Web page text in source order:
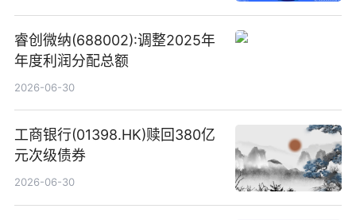
睿创微纳(688002):调整2025年
年度利润分配总额
2026-06-30
工商银行(01398.HK)赎回380亿
元次级债券
2026-06-30